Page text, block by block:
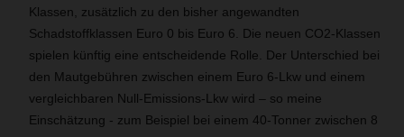
Klassen, zusätzlich zu den bisher angewandten
Schadstoffklassen Euro 0 bis Euro 6. Die neuen CO2-Klassen
spielen künftig eine entscheidende Rolle. Der Unterschied bei
den Mautgebühren zwischen einem Euro 6-Lkw und einem
vergleichbaren Null-Emissions-Lkw wird – so meine
Einschätzung - zum Beispiel bei einem 40-Tonner zwischen 8